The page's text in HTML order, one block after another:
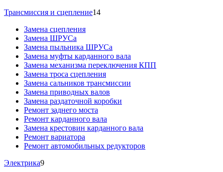
Трансмиссия и сцепление14
Замена сцепления
Замена ШРУСа
Замена пыльника ШРУСа
Замена муфты карданного вала
Замена механизма переключения КПП
Замена троса сцепления
Замена сальников трансмиссии
Замена приводных валов
Замена раздаточной коробки
Ремонт заднего моста
Ремонт карданного вала
Замена крестовин карданного вала
Ремонт вариатора
Ремонт автомобильных редукторов
Электрика9